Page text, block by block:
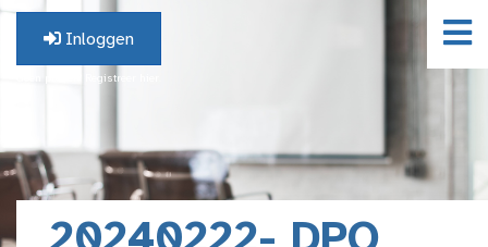
Inloggen
Geen profiel? Registreer hier.